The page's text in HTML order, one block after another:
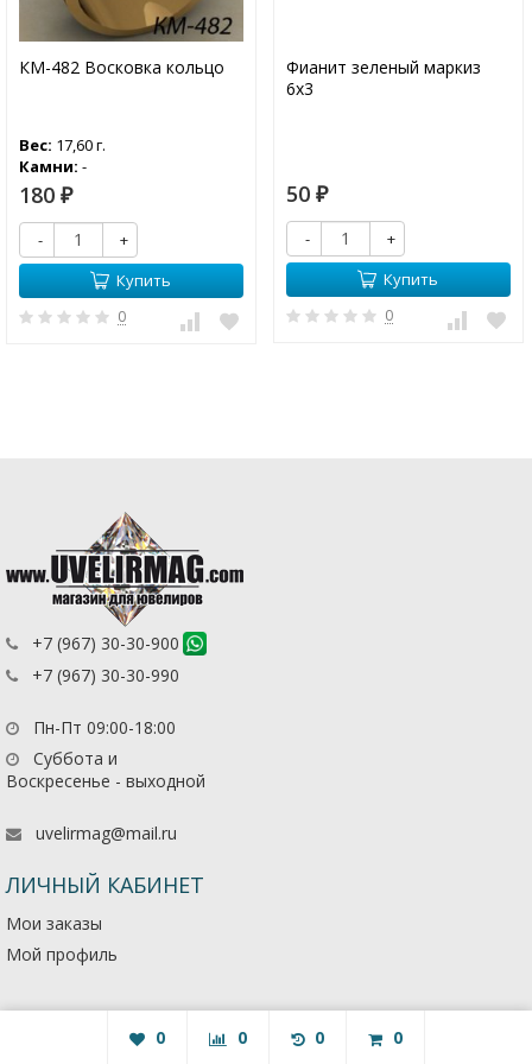
КМ-482 Восковка кольцо
Вес: 17,60 г.
Камни: -
180 ₽
-
+
Купить
0
Фианит зеленый маркиз
6х3
50 ₽
-
+
Купить
0
+7 (967) 30-30-900
+7 (967) 30-30-990
Пн-Пт 09:00-18:00
Суббота и
Воскресенье - выходной
uvelirmag@mail.ru
ЛИЧНЫЙ КАБИНЕТ
Мои заказы
Мой профиль
0 0 0 0